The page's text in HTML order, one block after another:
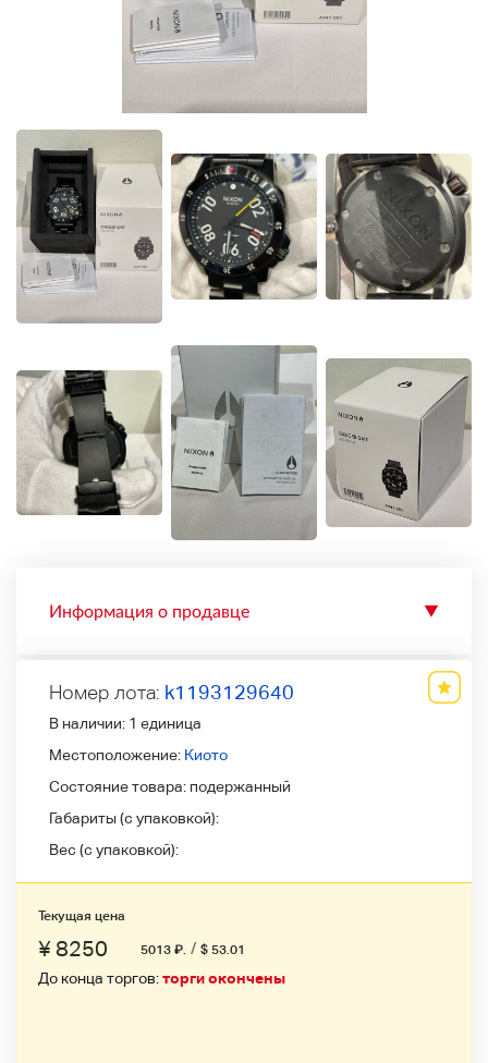
Информация о продавце ▼
Номер лота: k1193129640
В наличии: 1 единица
Местоположение: Киото
Состояние товара: подержанный
Габариты (с упаковкой):
Вес (с упаковкой):
Текущая цена
¥ 8250 5013 ₽ / $ 53.01
До конца торгов:торги окончены